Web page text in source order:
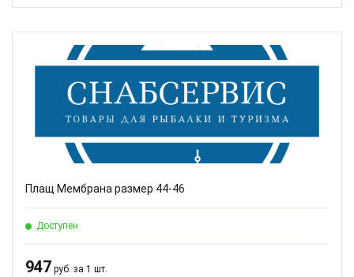
Плащ Мембрана размер 44-46
Доступен
947 руб. за 1 шт.